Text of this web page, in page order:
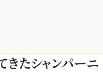
たシャンパーニ